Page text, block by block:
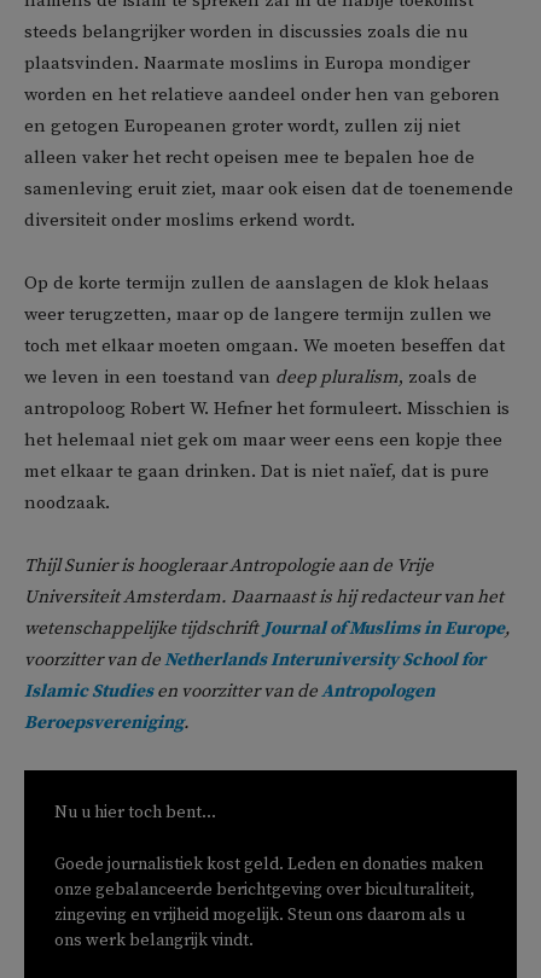
steeds belangrijker worden in discussies zoals die nu
plaatsvinden. Naarmate moslims in Europa mondiger
worden en het relatieve aandeel onder hen van geboren
en getogen Europeanen groter wordt, zullen zij niet
alleen vaker het recht opeisen mee te bepalen hoe de
samenleving eruit ziet, maar ook eisen dat de toenemende
diversiteit onder moslims erkend wordt.
Op de korte termijn zullen de aanslagen de klok helaas
weer terugzetten, maar op de langere termijn zullen we
toch met elkaar moeten omgaan. We moeten beseffen dat
we leven in een toestand van deep pluralism, zoals de
antropoloog Robert W. Hefner het formuleert. Misschien is
het helemaal niet gek om maar weer eens een kopje thee
met elkaar te gaan drinken. Dat is niet naïef, dat is pure
noodzaak.
Thijl Sunieris hoogleraar Antropologie aan de Vrije
Universiteit Amsterdam. Daarnaast is hij redacteur van het
wetenschappelijke tijdschrift Journal of Muslims in Europe,
voorzitter van deNetherlands Interuniversity School for
Islamic Studiesen voorzitter van deAntropologen
Beroepsvereniging.
Nu u hier toch bent...
Goede journalistiek kost geld. Leden en donaties maken
onze gebalanceerde berichtgeving over biculturaliteit,
zingeving en vrijheid mogelijk. Steun ons daarom als u
ons werk belangrijk vindt.